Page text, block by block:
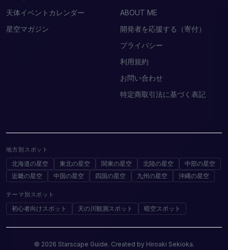
天体イベントカレンダー
星空マガジン
ABOUT ME
開発者を応援する（寄付）
プライバシー
利用規約
お問い合わせ
特定商取引法に基づく表記
地方別スポット
北海道の星空 東北の星空 関東の星空 北陸の星空
中部の星空
近畿の星空
中国の星空 四国の星空 九州の星空 沖縄の星空
テーマ別スポット
初心者向けスポット 天の川観測スポット 暗空スポット
© 2026 Starscape Guide. Created by Hiroaki Sekioka.